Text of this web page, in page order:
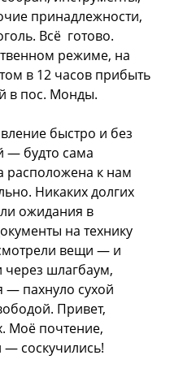
принадлежности,
Всё готово.
режиме, на
в 12 часов прибыть
в пос. Монды.
быстро и без
— будто сама
расположена к нам
Никаких долгих
ожидания в
на технику
вещи — и
через шлагбаум,
— пахнуло сухой
Привет,
Моё почтение,
— соскучились!